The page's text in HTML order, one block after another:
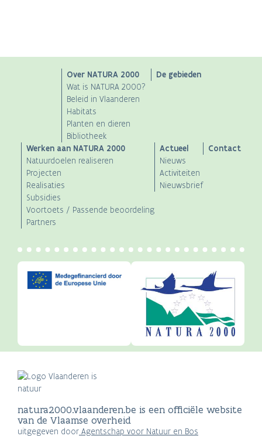
navigation
Over NATURA 2000
Wat is NATURA 2000?
Beleid in Vlaanderen
Habitats
Planten en dieren
Bibliotheek
De gebieden
Werken aan NATURA 2000
Natuurdoelen realiseren
Projecten
Realisaties
Subsidies
Voortoets / Passende beoordeling
Partners
Actueel
Nieuws
Activiteiten
Nieuwsbrief
Contact
natura2000.vlaanderen.be is een officiële website
van de Vlaamse overheid
uitgegeven door Agentschap voor Natuur en Bos